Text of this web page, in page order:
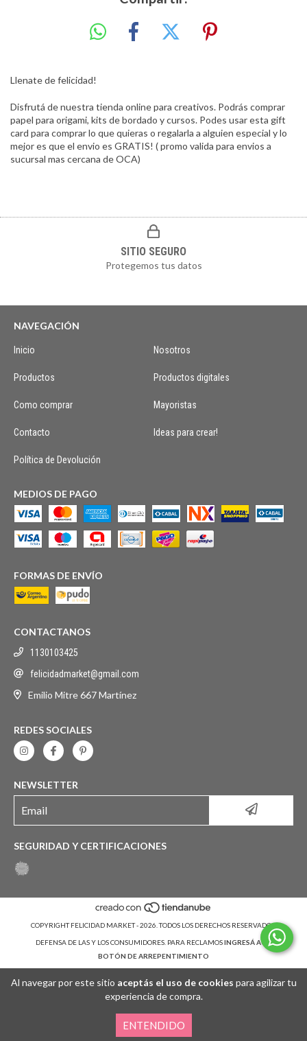
Al navegar por este sitio aceptás el uso de cookies para agilizar tu
experiencia de compra.
ENTENDIDO
Llenate de felicidad!
Disfrutá de nuestra tienda online para creativos. Podrás comprar
papel para origami, kits de bordado y cursos. Podes usar esta gift
card para comprar lo que quieras o regalarla a alguien especial y lo
mejor es que el envio es GRATIS! ( promo valida para envios a
sucursal mas cercana de OCA)
SITIO SEGURO
Protegemos tus datos
NAVEGACIÓN
Inicio Nosotros
Productos Productos digitales
Como comprar Mayoristas
Contacto Ideas para crear!
Política de Devolución
MEDIOS DE PAGO
FORMAS DE ENVÍO
CONTACTANOS
1130103425
felicidadmarket@gmail.com
Emilio Mitre 667 Martínez
REDES SOCIALES
NEWSLETTER
SEGURIDAD Y CERTIFICACIONES
COPYRIGHT FELICIDAD MARKET - 2026. TODOS LOS DERECHOS RESERVADOS.
DEFENSA DE LAS Y LOS CONSUMIDORES. PARA RECLAMOS INGRESÁ ACÁ.
BOTÓN DE ARREPENTIMIENTO